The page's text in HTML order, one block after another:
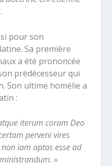
pour son
Sa première
a été prononcée
prédécesseur qui
Son ultime homélie a
:
iterum coram Deo
perveni vires
iam aptas esse ad
»